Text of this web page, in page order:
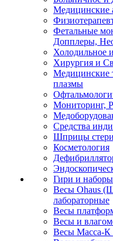
Медицинские
Фетальные
Допплеры,
Холодильное
Хирургия и
Медицинские
плазмы
Мониторинг,
Средства
Шприцы
Косметология
Гири и
Весы Ohaus
лабораторные
Весы
Весы и
Весы Масса-К